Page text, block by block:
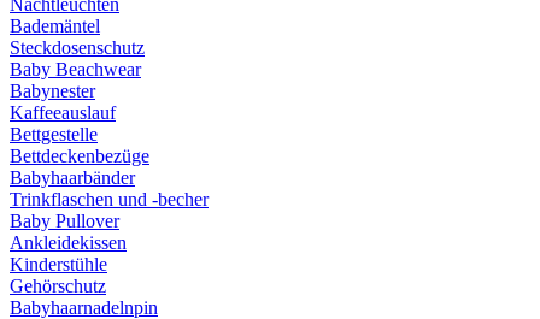
Nachtleuchten
Bademäntel
Steckdosenschutz
Baby Beachwear
Babynester
Kaffeeauslauf
Bettgestelle
Bettdeckenbezüge
Babyhaarbänder
Trinkflaschen und -becher
Baby Pullover
Ankleidekissen
Kinderstühle
Gehörschutz
Babyhaarnadelnpin